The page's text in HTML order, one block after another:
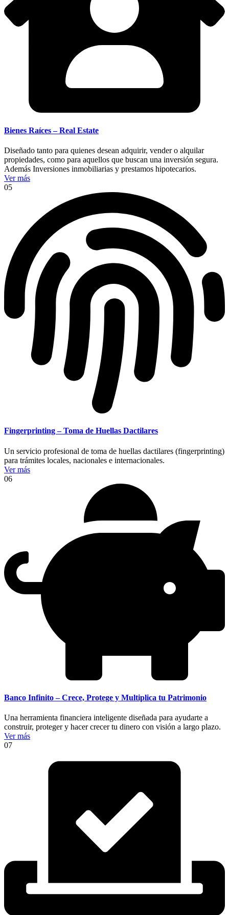
Bienes Raíces – Real Estate
Diseñado tanto para quienes desean adquirir, vender o alquilar
propiedades, como para aquellos que buscan una inversión segura.
Además Inversiones inmobiliarias y prestamos hipotecarios.
Ver más
05
Fingerprinting – Toma de Huellas Dactilares
Un servicio profesional de toma de huellas dactilares (fingerprinting)
para trámites locales, nacionales e internacionales.
Ver más
06
Banco Infinito – Crece, Protege y Multiplica tu Patrimonio
Una herramienta financiera inteligente diseñada para ayudarte a
construir, proteger y hacer crecer tu dinero con visión a largo plazo.
Ver más
07